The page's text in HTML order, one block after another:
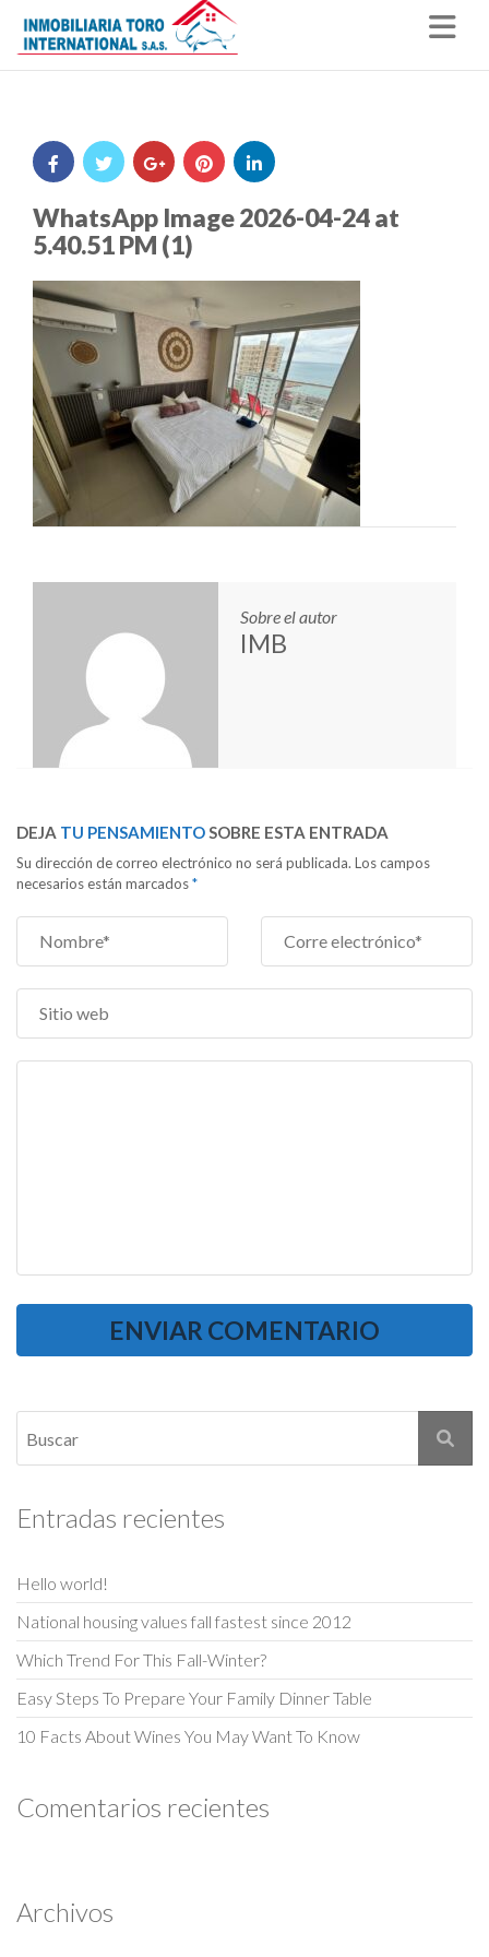
WhatsApp Image 2026-04-24 at
5.40.51 PM (1)
Sobre el autor
IMB
DEJA TU PENSAMIENTOSOBRE ESTA ENTRADA
Su dirección de correo electrónico no será publicada. Los campos
necesarios están marcados*
Entradas recientes
Hello world!
National housing values fall fastest since 2012
Which Trend For This Fall-Winter?
Easy Steps To Prepare Your Family Dinner Table
10 Facts About Wines You May Want To Know
Comentarios recientes
Archivos